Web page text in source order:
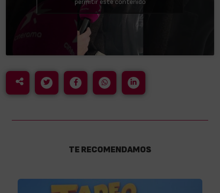
permitir este contenido
TE RECOMENDAMOS